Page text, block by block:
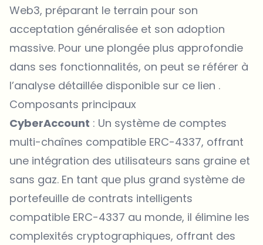
Web3, préparant le terrain pour son
acceptation généralisée et son adoption
massive. Pour une plongée plus approfondie
dans ses fonctionnalités, on peut se référer à
l’analyse détaillée disponible sur ce lien .
Composants principaux
CyberAccount : Un système de comptes
multi-chaînes compatible ERC-4337, offrant
une intégration des utilisateurs sans graine et
sans gaz. En tant que plus grand système de
portefeuille de contrats intelligents
compatible ERC-4337 au monde, il élimine les
complexités cryptographiques, offrant des